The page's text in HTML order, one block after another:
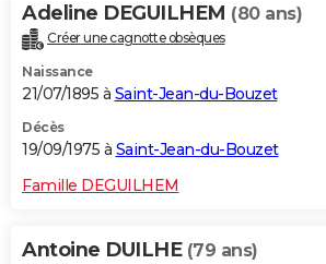
Adeline DEGUILHEM (80 ans)
Créer une cagnotte obsèques
Naissance
21/07/1895 à Saint-Jean-du-Bouzet
Décès
19/09/1975 à Saint-Jean-du-Bouzet
Famille DEGUILHEM
Antoine DUILHE (79 ans)